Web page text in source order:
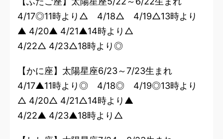
4/17◎11時より△ 4/18△ 4/19△13時より
▲ 4/20▲ 4/21▲14時より△
4/22△ 4/23△18時より◎
【かに座】太陽星座6/23～7/23生まれ
4/17▲11時より◎ 4/18◎ 4/19◎13時より
△ 4/20△ 4/21△14時より▲
4/22▲ 4/23▲18時より△